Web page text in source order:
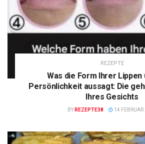
REZEPTE
Was die Form Ihrer Lippen
Persönlichkeit aussagt: Die
Ihres Gesichts
BY REZEPTE38 14